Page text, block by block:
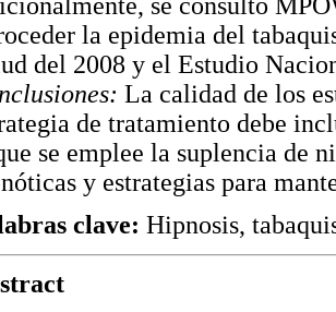
la epidemia del
del 2008 y el Estudio
La calidad de los
de tratamiento debe
se emplee la suplencia de
y estrategias para
clave: Hipnosis,